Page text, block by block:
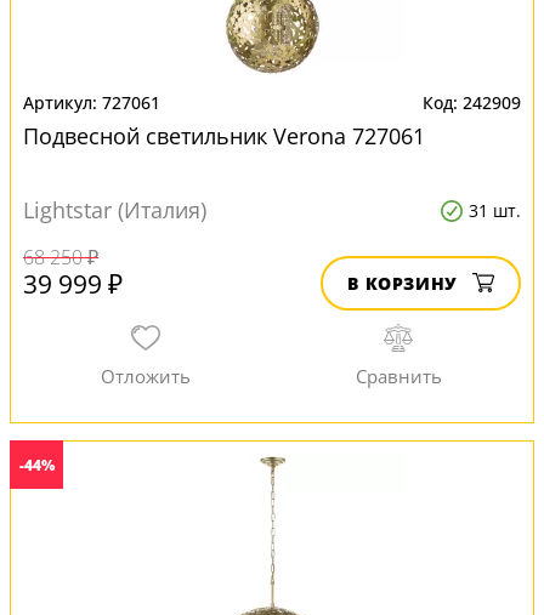
727061 242909
Подвесной светильник Verona 727061
Lightstar (Италия) 31 шт.
68 250 ₽
39 999 ₽ В КОРЗИНУ
-44%